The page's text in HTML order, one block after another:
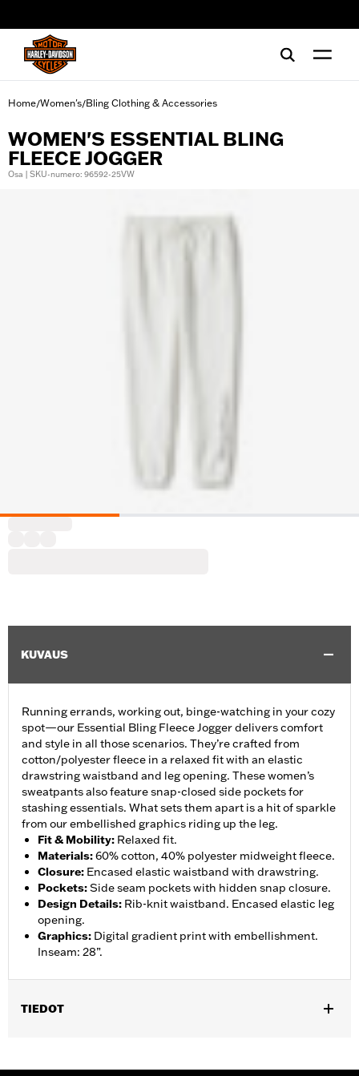
Home/Women's/Bling Clothing & Accessories
WOMEN'S ESSENTIAL BLING
FLEECE JOGGER
Osa | SKU-numero: 96592-25VW
KUVAUS
Running errands, working out, binge-watching in your cozy
spot—our Essential Bling Fleece Jogger delivers comfort
and style in all those scenarios. They’re crafted from
cotton/polyester fleece in a relaxed fit with an elastic
drawstring waistband and leg opening. These women’s
sweatpants also feature snap-closed side pockets for
stashing essentials. What sets them apart is a hit of sparkle
from our embellished graphics riding up the leg.
Fit & Mobility: Relaxed fit.
Materials:60% cotton, 40% polyester midweight fleece.
Closure: Encased elastic waistband with drawstring.
Pockets:Side seam pockets with hidden snap closure.
Design Details: Rib-knit waistband. Encased elastic leg
opening.
Graphics: Digital gradient print with embellishment.
Inseam: 28”.
TIEDOT
WARRANTY:2 year limited warranty – Go towww.h-